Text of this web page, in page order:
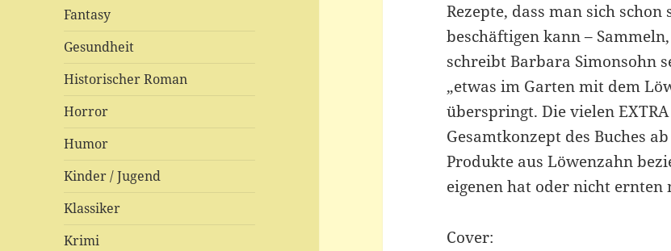
Fantasy
Gesundheit
Historischer Roman
Horror
Humor
Kinder / Jugend
Klassiker
Krimi
Rezepte, dass man sich
beschäftigen kann –
schreibt Barbara Simonsohn
„etwas im Garten mit dem
überspringt. Die vielen
Gesamtkonzept des Buches
Produkte aus Löwenzahn
eigenen hat oder nicht ernten
Cover: